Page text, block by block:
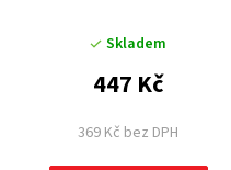
Skladem
369 Kč bez DPH
447 Kč